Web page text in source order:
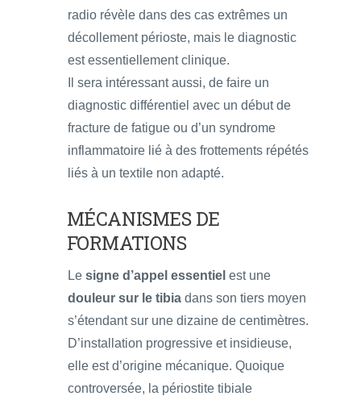
radio révèle dans des cas extrêmes un
décollement périoste, mais le diagnostic
est essentiellement clinique.
Il sera intéressant aussi, de faire un
diagnostic différentiel avec un début de
fracture de fatigue ou d’un syndrome
inflammatoire lié à des frottements répétés
liés à un textile non adapté.
MÉCANISMES DE
FORMATIONS
Le signe d’appel essentiel est une
douleur sur le tibia dans son tiers moyen
s’étendant sur une dizaine de centimètres.
D’installation progressive et insidieuse,
elle est d’origine mécanique. Quoique
controversée, la périostite tibiale